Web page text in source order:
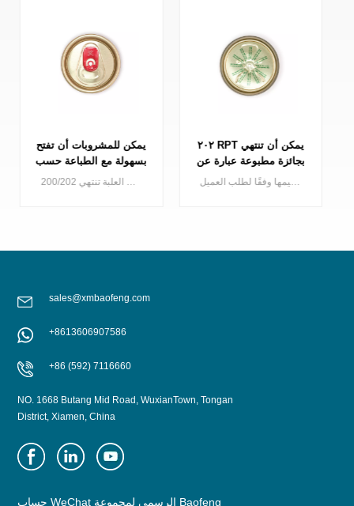
٢٠٢ RPT يمكن أن تنتهي
بجائزة مطبوعة عبارة عن
بيرة / مشروب طاقة
يمكن أن تنتهي علامة
التبويب Ring Pull
بالجائزة الترويجية أغطية الجوائز هي طريقة ترويج جيدة لمصنعي المشروبات ، ويمكننا عمل التصميمات وفقًا لطلب العميل
sales@xmbaofeng.com
+8613606907586
+86 (592) 7116660
NO. 1668 Butang Mid Road, WuxianTown, Tongan
District, Xiamen, China
حساب WeChat الرسمي لمجموعة Baofeng